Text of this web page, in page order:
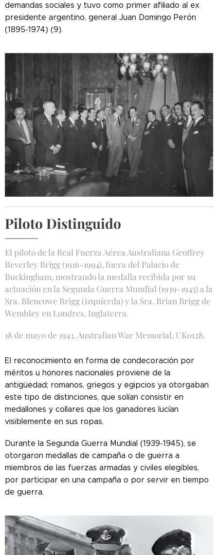
demandas sociales y tuvo como primer afiliado al ex
presidente argentino, general Juan Domingo Perón
(1895-1974) (9).
Piloto Distinguido
El piloto de la Real Fuerza Aérea Australiana Geoffrey
Beverley Brigg (1916-1994), fuera del Palacio de
Buckingham, mostrando la medalla recibida por su
actuación en la Segunda Guerra Mundial (1939-1945) a la
Sra. Blencowe Brigg (izquierda) y la Sra. Brian Brigg de
Wembley en Londres, Inglaterra.
18 de mayo de 1943. Australian War Memorial, UK0128.
El reconocimiento en forma de condecoración por
méritos u honores nacionales proviene de la
antigüedad; romanos, griegos y egipcios ya otorgaban
este tipo de distinciones, que solían consistir en
medallones y collares que los ganadores lucían
visiblemente en sus ropas.
Durante la Segunda Guerra Mundial (1939-1945), se
otorgaron medallas de campaña o de guerra a
miembros de las fuerzas armadas y civiles elegibles,
por participar en una campaña o por servir en tiempo
de guerra.